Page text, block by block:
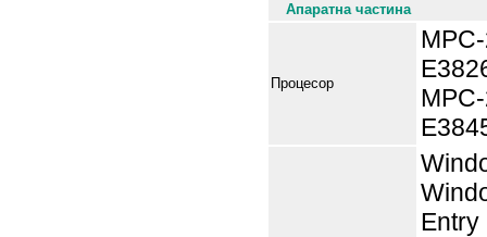
Апаратна частина
Процесор
Entry